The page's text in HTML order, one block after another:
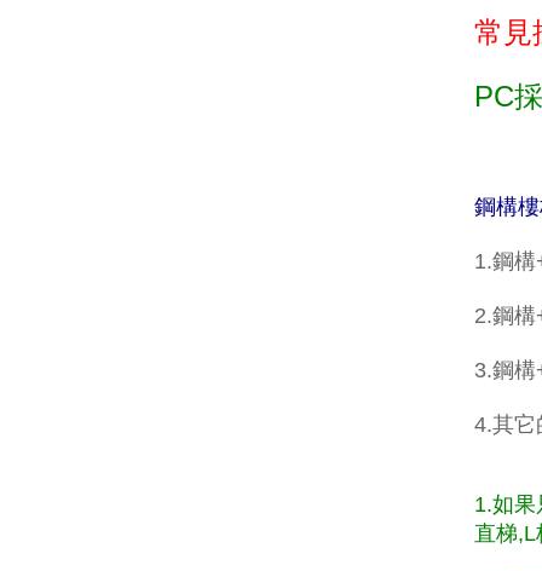
常見
PC
鋼構
1.鋼
2.鋼構
3.鋼
4.其它
1.如
直梯